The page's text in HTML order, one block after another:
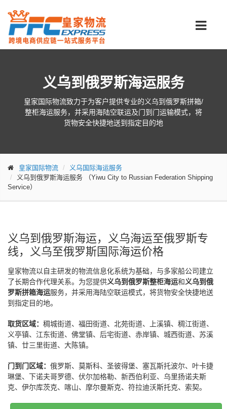
义乌到俄罗斯海运服务
皇家国际物流致力于为客户提供专业的义乌到俄罗斯拼箱/
整柜海运服务，并采用海陆空联运及门到门运输模式，将
货物安全快捷地送到指定目的地
皇家国际物流
义乌国际海运服务
义乌到俄罗斯海运服务 （Yiwu City to Russian Federation Shipping
Service）
义乌到俄罗斯海运，义乌海运至俄罗斯专
线，义乌至俄罗斯国际海运价格
皇家物流以自主研发的物流信息化系统为基础，与多家船公司建立
了长期合作代理关系。为您提供义乌到俄罗斯整柜海运和义乌到俄
罗斯拼箱海运服务，并采用海陆空联运模式，将货物安全快捷地送
到指定目的地。
取货区域： 稠城街道、福田街道、北苑街道、上溪镇、稠江街道、
义亭镇、江东街道、佛堂镇、后宅街道、赤岸镇、城西街道、苏溪
镇、廿三里街道、大陈镇。
门到门区域： 俄罗斯、莫斯科、圣彼得堡、塞瓦斯托波尔、叶卡捷
琳堡、下诺夫哥罗德、伏尔加格勒、新西伯利亚、乌里扬诺夫斯
克、伊尔库茨克、喀山、摩尔曼斯克、符拉迪沃斯托克、索契。